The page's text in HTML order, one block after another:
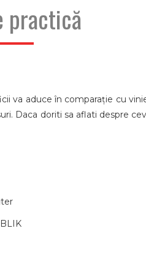
practică
aduce în comparație cu
Daca doriti sa aflati despre